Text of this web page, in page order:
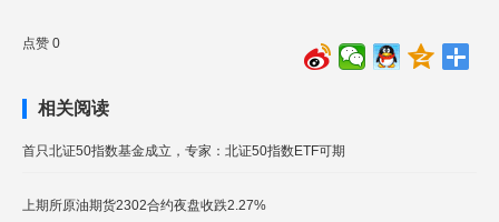
点赞 0
相关阅读
首只北证50指数基金成立，专家：北证50指数ETF可期
上期所原油期货2302合约夜盘收跌2.27%